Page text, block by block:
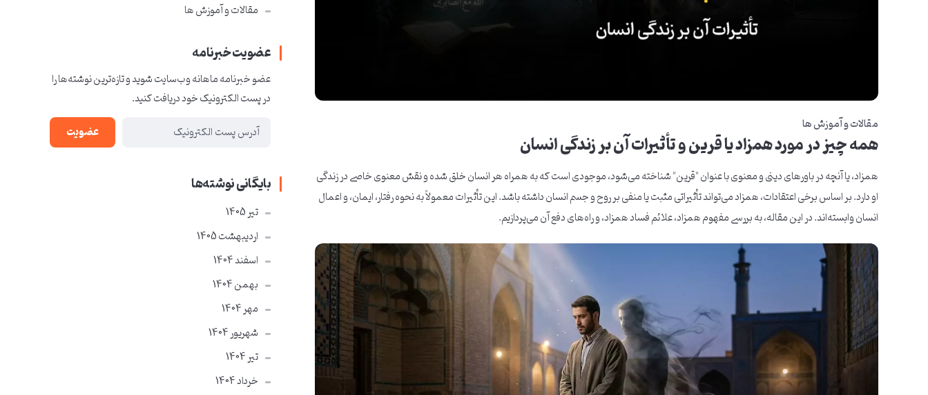
مقالات و آموزش ها
همه چیز در مورد همزاد یا قرین و تأثیرات آن بر زندگی انسان
همزاد، یا آنچه در باورهای دینی و معنوی با عنوان "قرین" شناخته می‌شود، موجودی است که به همراه هر انسان خلق شده و نقش معنوی خاصی در زندگی
او دارد. بر اساس برخی اعتقادات، همزاد می‌تواند تأثیراتی مثبت یا منفی بر روح و جسم انسان داشته باشد. این تأثیرات معمولاً به نحوه رفتار، ایمان، و اعمال
انسان وابسته‌اند. در این مقاله، به بررسی مفهوم همزاد، علائم فساد همزاد، و راه‌های دفع آن می‌پردازیم.
مقالات و آموزش ها
عضویت خبرنامه
عضو خبرنامه ماهانه وب‌سایت شوید و تازه‌ترین نوشته‌ها را
در پست الکترونیک خود دریافت کنید.
عضویت
بایگانی نوشته‌ها
تير 1405
ارديبهشت 1405
اسفند 1404
بهمن 1404
مهر 1404
شهریور 1404
تير 1404
خرداد 1404